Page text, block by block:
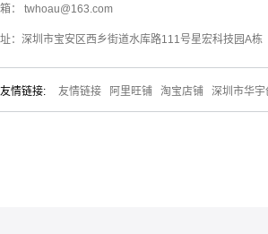
： twhoau@163.com
：深圳市宝安区西乡街道水库路111号星宏科技园A栋
友情链接: 友情链接 阿里旺铺 淘宝店铺 深圳市华宇